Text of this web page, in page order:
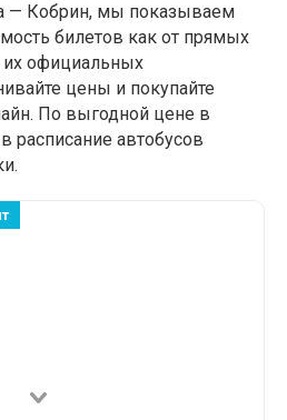
— Кобрин, мы показываем
билетов как от прямых
их официальных
цены и покупайте
По выгодной цене в
расписание автобусов